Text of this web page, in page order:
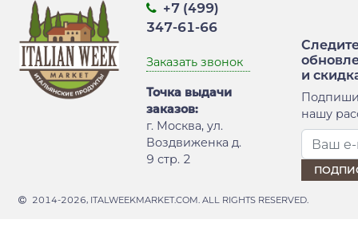
+7 (499)
347-61-66
Заказать звонок
Точка выдачи
заказов:
г. Москва, ул.
Воздвиженка д.
9 стр. 2
и
нашу
2014-2026, ITALWEEKMARKET.COM. ALL RIGHTS RESERVED.